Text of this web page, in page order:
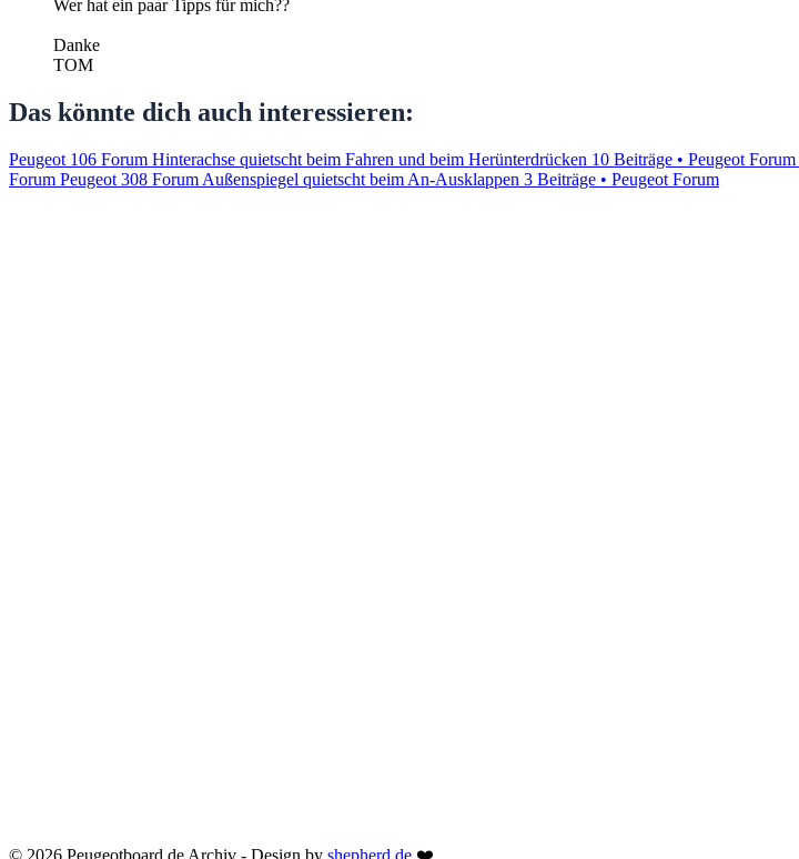
Wer hat ein paar Tipps für mich??
Danke
TOM
Das könnte dich auch interessieren:
Peugeot 106 Forum Hinterachse quietscht beim Fahren und beim Herünterdrücken 10 Beiträge • Peugeot Forum
Forum Peugeot 308 Forum Außenspiegel quietscht beim An-Ausklappen 3 Beiträge • Peugeot Forum